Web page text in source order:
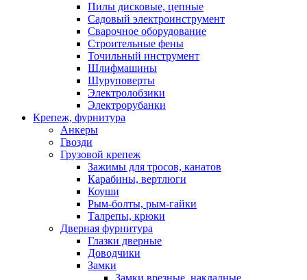
Пилы дисковые, цепные
Садовый электроинструмент
Сварочное оборудование
Строительные фены
Точильный инструмент
Шлифмашины
Шуруповерты
Электролобзики
Электрорубанки
Крепеж, фурнитура
Анкеры
Гвозди
Грузовой крепеж
Зажимы для тросов, канатов
Карабины, вертлюги
Коуши
Рым-болты, рым-гайки
Талрепы, крюки
Дверная фурнитура
Глазки дверные
Доводчики
Замки
Замки врезные, накладные